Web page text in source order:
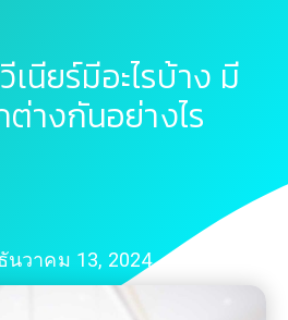
เนียร์มีอะไรบ้าง มี
างกันอย่างไร
นวาคม 13, 2024